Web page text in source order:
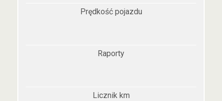
Prędkość pojazdu
Raporty
Licznik km